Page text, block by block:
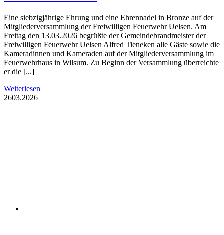
Eine siebzigjährige Ehrung und eine Ehrennadel in Bronze auf der
Mitgliederversammlung der Freiwilligen Feuerwehr Uelsen. Am
Freitag den 13.03.2026 begrüßte der Gemeindebrandmeister der
Freiwilligen Feuerwehr Uelsen Alfred Tieneken alle Gäste sowie die
Kameradinnen und Kameraden auf der Mitgliederversammlung im
Feuerwehrhaus in Wilsum. Zu Beginn der Versammlung überreichte
er die [...]
Weiterlesen
2603.2026